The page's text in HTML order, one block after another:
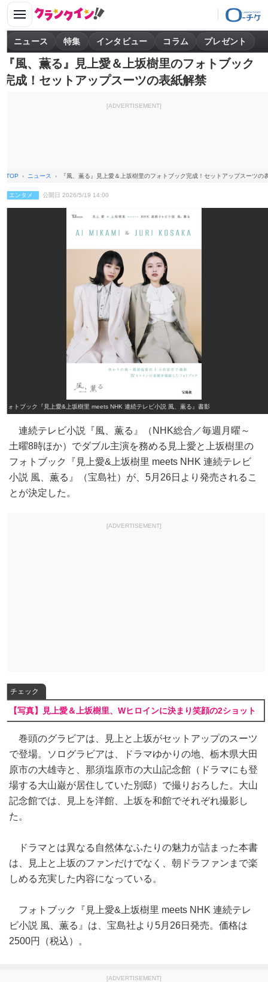
ニュース 特集 インタビュー コラム プレゼント
『風、薫る』見上愛＆上坂樹里のフォトブック
完成！セットアップスーツの表紙解禁
[ADVERTISEMENT]
TOP ニュース 『風、薫る』見上愛＆上坂樹里のフォトブック完成！セットアップスーツの
エンタメ 公開日 2026/5/19 14:00
フォトブック『見上愛&上坂樹里 meets NHK 連続テレビ小説 風、薫る』書影
連続テレビ小説『風、薫る』（NHK総合／毎週月曜～
土曜8時ほか）でダブル主演を務める見上愛と上坂樹里の
フォトブック『見上愛&上坂樹里 meets NHK 連続テレビ
小説 風、薫る』（宝島社）が、5月26日より発売されるこ
とが決定した。
[ADVERTISEMENT]
チェック
【写真】見上愛＆上坂樹里、Wヒロインに決まり笑顔の2ショット
巻頭のグラビアは、見上と上坂がセットアップのスーツ
で登場。ソログラビアは、ドラマゆかりの地、栃木県大田
原市の大雄寺と、那須塩原市の大山記念館（ドラマにも登
場する大山巌が居住していた別邸）で撮りおろした。大山
記念館では、見上を洋館、上坂を和館でそれぞれ撮影し
た。
ドラマとは異なる自然体なふたりの魅力が詰まった本書
は、見上と上坂のファンだけでなく、朝ドラファンまで楽
しめる充実した内容になっている。
フォトブック『見上愛&上坂樹里 meets NHK 連続テレ
ビ小説 風、薫る』は、宝島社より5月26日発売。価格は
2500円（税込）。
[ADVERTISEMENT]